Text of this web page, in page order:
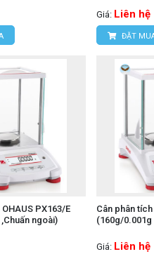
Giá: Liên hệ
ĐẶT
PX163/E
ngoài)
Cân phân
(160g/0.001g
Giá: Liên hệ